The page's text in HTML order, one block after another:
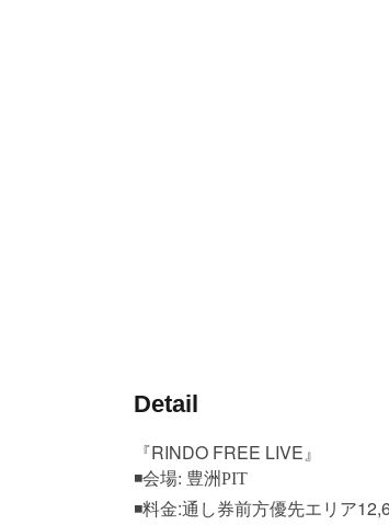
Detail
『RINDO FREE LIVE』
◾会場: 豊洲PIT
◾料金:通し券前方優先エリア